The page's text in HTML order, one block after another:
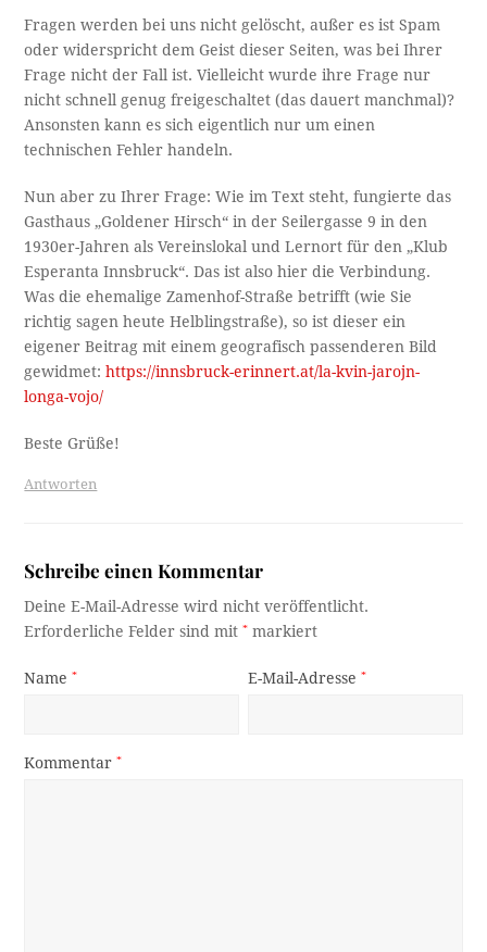
Fragen werden bei uns nicht gelöscht, außer es ist Spam
oder widerspricht dem Geist dieser Seiten, was bei Ihrer
Frage nicht der Fall ist. Vielleicht wurde ihre Frage nur
nicht schnell genug freigeschaltet (das dauert manchmal)?
Ansonsten kann es sich eigentlich nur um einen
technischen Fehler handeln.
Nun aber zu Ihrer Frage: Wie im Text steht, fungierte das
Gasthaus „Goldener Hirsch“ in der Seilergasse 9 in den
1930er-Jahren als Vereinslokal und Lernort für den „Klub
Esperanta Innsbruck“. Das ist also hier die Verbindung.
Was die ehemalige Zamenhof-Straße betrifft (wie Sie
richtig sagen heute Helblingstraße), so ist dieser ein
eigener Beitrag mit einem geografisch passenderen Bild
gewidmet:https://innsbruck-erinnert.at/la-kvin-jarojn-
longa-vojo/
Beste Grüße!
Antworten
Schreibe einen Kommentar
Deine E-Mail-Adresse wird nicht veröffentlicht.
Erforderliche Felder sind mit* markiert
Name* E-Mail-Adresse*
Kommentar*